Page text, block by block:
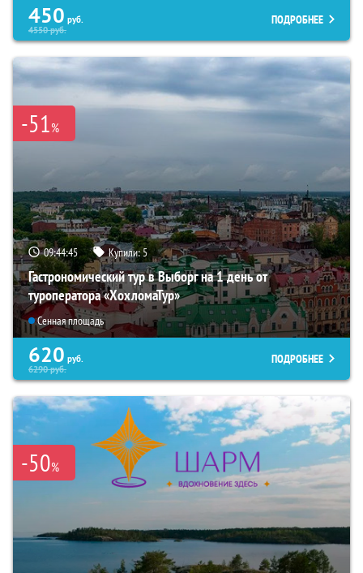
450 руб.
4550руб.
ПОДРОБНЕЕ
-51%
09:44:44 Купили:5
Гастрономический тур в Выборг на 1 день от
туроператора «ХохломаТур»
Сенная площадь
620 руб.
6290руб.
ПОДРОБНЕЕ
-50%